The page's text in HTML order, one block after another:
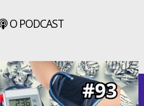
O PODCAST